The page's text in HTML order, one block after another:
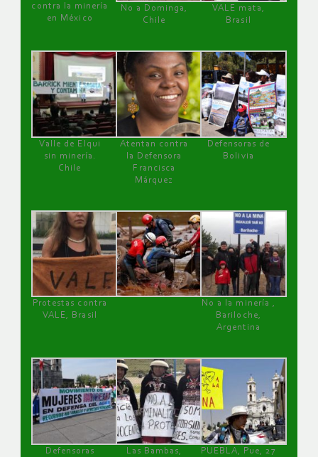
contra la minería
en México
No a Dominga,
Chile
VALE mata,
Brasil
Valle de Elqui
sin minería.
Chile
Atentan contra
la Defensora
Francisca
Márquez
Defensoras de
Bolivia
Protestas contra
VALE, Brasil
No a la minería ,
Bariloche,
Argentina
Defensoras
Las Bambas,
PUEBLA, Pue, 27